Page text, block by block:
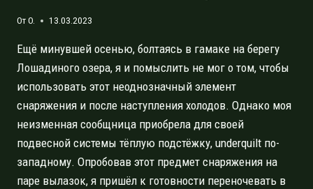
ОтO. 13.03.2023
Ещё минувшей осенью, болтаясь в гамаке на берегу
Лошадиного озера, я и помыслить не мог о том, чтобы
использовать этот неоднозначный элемент
снаряжения и после наступления холодов. Однако моя
неизменная сообщница приобрела для своей
подвесной системы тёплую подстёжку, underquilt по-
западному. Опробовав этот предмет снаряжения на
паре вылазок, я пришёл к готовности переночевать в